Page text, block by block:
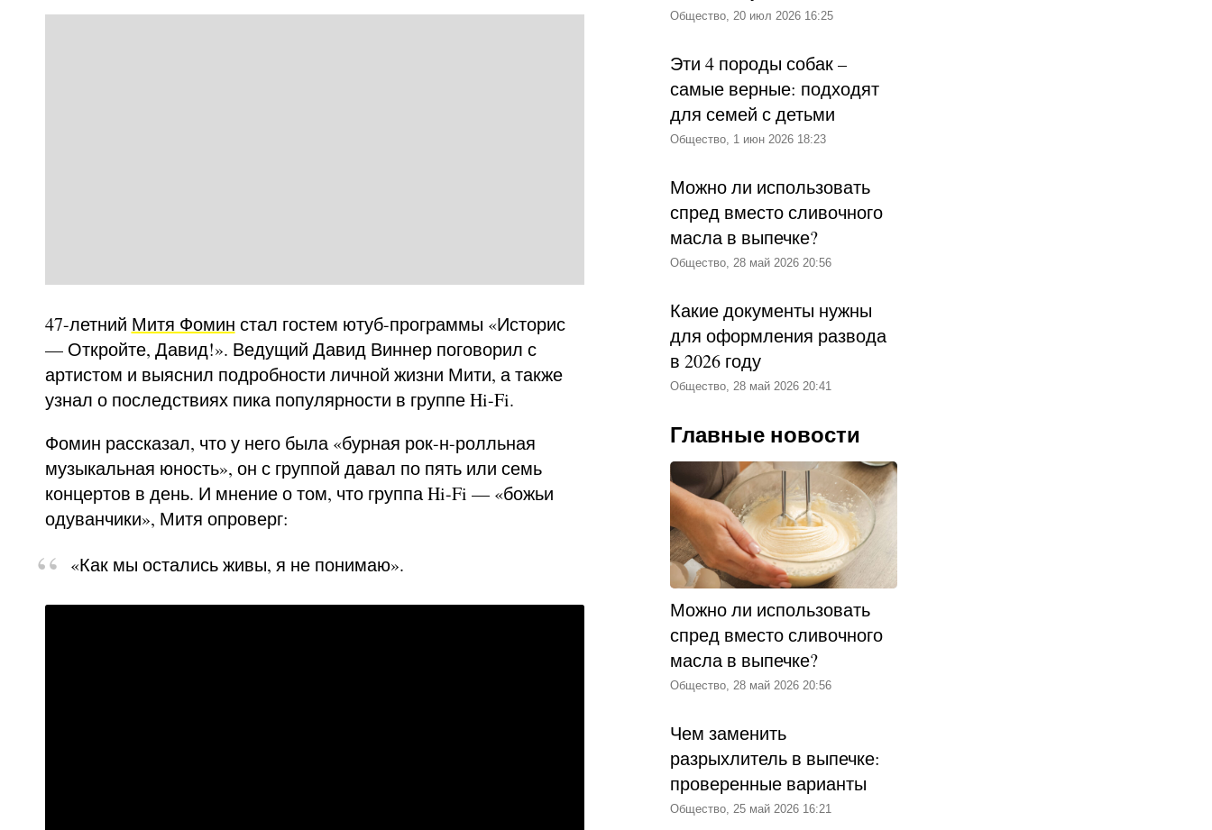
47-летний Митя Фомин стал гостем ютуб-программы «Историс
— Откройте, Давид!». Ведущий Давид Виннер поговорил с
артистом и выяснил подробности личной жизни Мити, а также
узнал о последствиях пика популярности в группе Hi-Fi.
Фомин рассказал, что у него была «бурная рок-н-ролльная
музыкальная юность», он с группой давал по пять или семь
концертов в день. И мнение о том, что группа Hi-Fi — «божьи
одуванчики», Митя опроверг:
«Как мы остались живы, я не понимаю».
Общество, 20 июл 2026 16:25
Эти 4 породы собак –
самые верные: подходят
для семей с детьми
Общество, 1 июн 2026 18:23
Можно ли использовать
спред вместо сливочного
масла в выпечке?
Общество, 28 май 2026 20:56
Какие документы нужны
для оформления развода
в 2026 году
Общество, 28 май 2026 20:41
Главные новости
Можно ли использовать
спред вместо сливочного
масла в выпечке?
Общество, 28 май 2026 20:56
Чем заменить
разрыхлитель в выпечке:
проверенные варианты
Общество, 25 май 2026 16:21